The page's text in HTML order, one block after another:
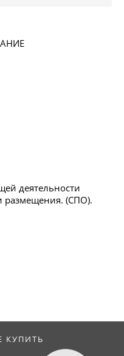
деятельности
размещения. (СПО).
КУПИТЬ